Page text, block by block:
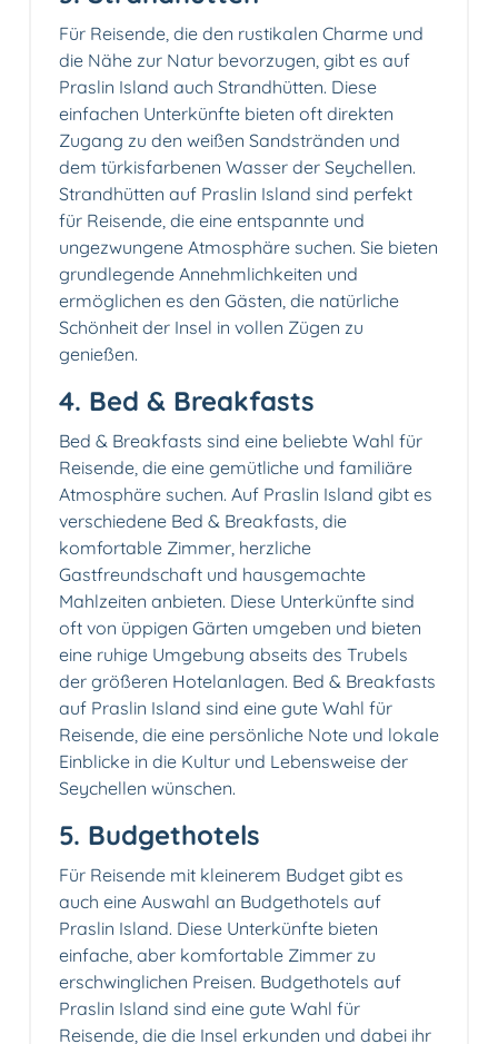
Für Reisende, die den rustikalen Charme und
die Nähe zur Natur bevorzugen, gibt es auf
Praslin Island auch Strandhütten. Diese
einfachen Unterkünfte bieten oft direkten
Zugang zu den weißen Sandstränden und
dem türkisfarbenen Wasser der Seychellen.
Strandhütten auf Praslin Island sind perfekt
für Reisende, die eine entspannte und
ungezwungene Atmosphäre suchen. Sie bieten
grundlegende Annehmlichkeiten und
ermöglichen es den Gästen, die natürliche
Schönheit der Insel in vollen Zügen zu
genießen.
4. Bed & Breakfasts
Bed & Breakfasts sind eine beliebte Wahl für
Reisende, die eine gemütliche und familiäre
Atmosphäre suchen. Auf Praslin Island gibt es
verschiedene Bed & Breakfasts, die
komfortable Zimmer, herzliche
Gastfreundschaft und hausgemachte
Mahlzeiten anbieten. Diese Unterkünfte sind
oft von üppigen Gärten umgeben und bieten
eine ruhige Umgebung abseits des Trubels
der größeren Hotelanlagen. Bed & Breakfasts
auf Praslin Island sind eine gute Wahl für
Reisende, die eine persönliche Note und lokale
Einblicke in die Kultur und Lebensweise der
Seychellen wünschen.
5. Budgethotels
Für Reisende mit kleinerem Budget gibt es
auch eine Auswahl an Budgethotels auf
Praslin Island. Diese Unterkünfte bieten
einfache, aber komfortable Zimmer zu
erschwinglichen Preisen. Budgethotels auf
Praslin Island sind eine gute Wahl für
Reisende, die die Insel erkunden und dabei ihr